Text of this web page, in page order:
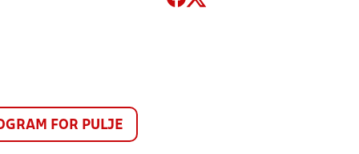
FOR PULJE